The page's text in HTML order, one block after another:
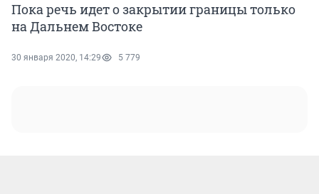
Пока речь идет о закрытии границы только
на Дальнем Востоке
30 января 2020, 14:29 5 779